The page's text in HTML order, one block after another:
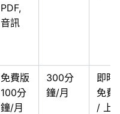
PDF,
音訊
免費版
100分
鐘/月
300分
鐘/月
即時
免費
/ 上